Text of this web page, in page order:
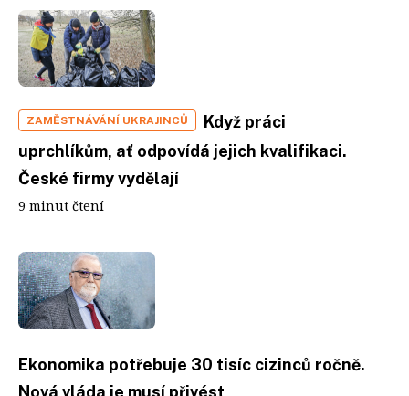
ZAMĚSTNÁVÁNÍ UKRAJINCŮ
Když práci
uprchlíkům, ať odpovídá jejich kvalifikaci.
České firmy vydělají
9 minut čtení
Ekonomika potřebuje 30 tisíc cizinců ročně.
Nová vláda je musí přivést